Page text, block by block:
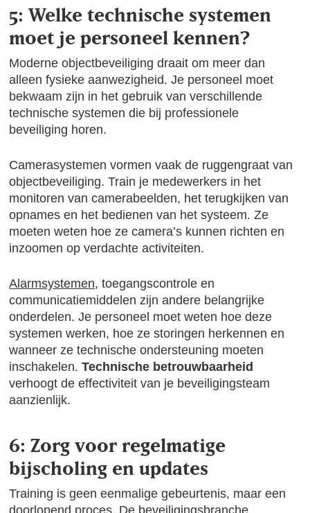
5: Welke technische systemen
moet je personeel kennen?
Moderne objectbeveiliging draait om meer dan
alleen fysieke aanwezigheid. Je personeel moet
bekwaam zijn in het gebruik van verschillende
technische systemen die bij professionele
beveiliging horen.
Camerasystemen vormen vaak de ruggengraat van
objectbeveiliging. Train je medewerkers in het
monitoren van camerabeelden, het terugkijken van
opnames en het bedienen van het systeem. Ze
moeten weten hoe ze camera’s kunnen richten en
inzoomen op verdachte activiteiten.
Alarmsystemen, toegangscontrole en
communicatiemiddelen zijn andere belangrijke
onderdelen. Je personeel moet weten hoe deze
systemen werken, hoe ze storingen herkennen en
wanneer ze technische ondersteuning moeten
inschakelen.Technische betrouwbaarheid
verhoogt de effectiviteit van je beveiligingsteam
aanzienlijk.
6: Zorg voor regelmatige
bijscholing en updates
Training is geen eenmalige gebeurtenis, maar een
doorlopend proces. De beveiligingsbranche